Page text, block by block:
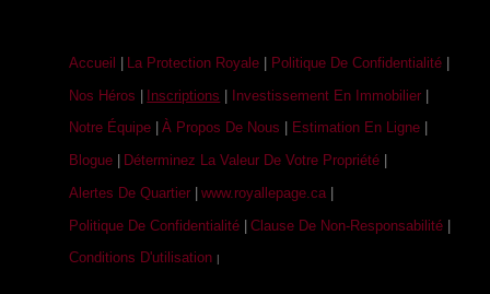
Accueil La Protection Royale Politique De Confidentialité
Nos Héros | Inscriptions | Investissement En Immobilier |
Notre Équipe
À Propos De Nous Estimation En Ligne
Blogue
Déterminez La Valeur De Votre Propriété
Alertes De Quartier
www.royallepage.ca
Politique De Confidentialité | Clause De Non-Responsabilité |
Conditions D'utilisation